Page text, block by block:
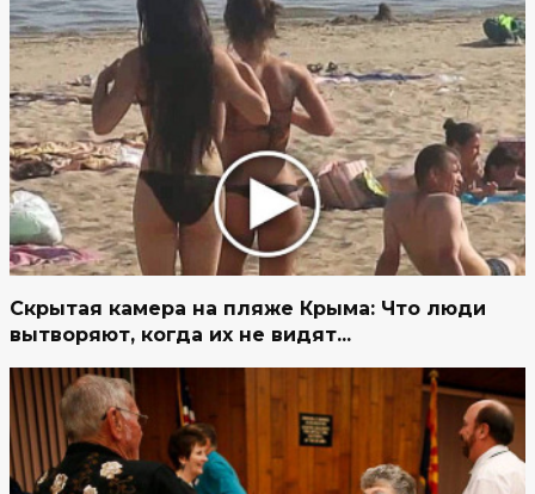
Скрытая камера на пляже Крыма: Что люди
вытворяют, когда их не видят...